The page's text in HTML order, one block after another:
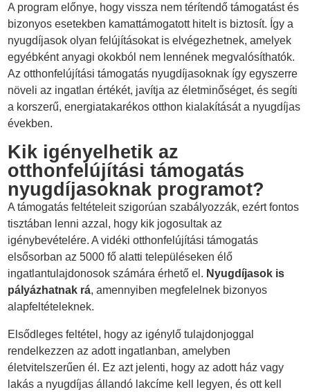
A program előnye, hogy vissza nem térítendő támogatást és
bizonyos esetekben kamattámogatott hitelt is biztosít. Így a
nyugdíjasok olyan felújításokat is elvégezhetnek, amelyek
egyébként anyagi okokból nem lennének megvalósíthatók.
Az otthonfelújítási támogatás nyugdíjasoknak így egyszerre
növeli az ingatlan értékét, javítja az életminőséget, és segíti
a korszerű, energiatakarékos otthon kialakítását a nyugdíjas
években.
Kik igényelhetik az
otthonfelújítási támogatás
nyugdíjasoknak programot?
A támogatás feltételeit szigorúan szabályozzák, ezért fontos
tisztában lenni azzal, hogy kik jogosultak az
igénybevételére. A vidéki otthonfelújítási támogatás
elsősorban az 5000 fő alatti településeken élő
ingatlantulajdonosok számára érhető el. Nyugdíjasok is
pályázhatnak rá, amennyiben megfelelnek bizonyos
alapfeltételeknek.
Elsődleges feltétel, hogy az igénylő tulajdonjoggal
rendelkezzen az adott ingatlanban, amelyben
életvitelszerűen él. Ez azt jelenti, hogy az adott ház vagy
lakás a nyugdíjas állandó lakcíme kell legyen, és ott kell